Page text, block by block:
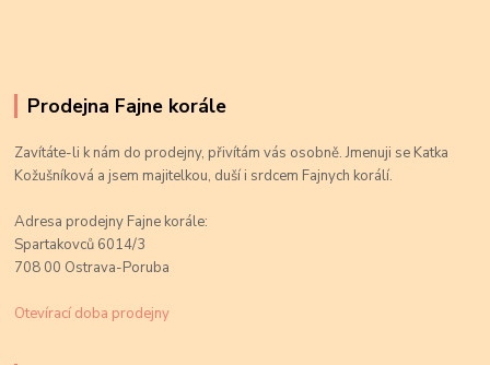
Prodejna Fajne korále
Zavítáte-li k nám do prodejny, přivítám vás osobně. Jmenuji se Katka
Kožušníková a jsem majitelkou, duší i srdcem Fajnych korálí.
Adresa prodejny Fajne korále:
Spartakovců 6014/3
708 00 Ostrava-Poruba
Otevírací doba prodejny